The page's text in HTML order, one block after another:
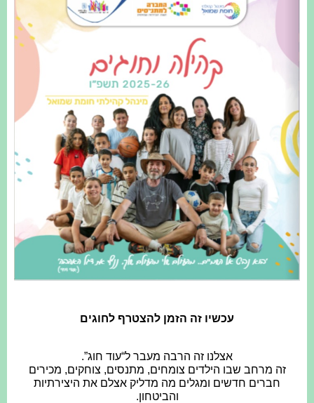
עכשיו זה הזמן להצטרף לחוגים
אצלנו זה הרבה מעבר ל“עוד חוג”.
זה מרחב שבו הילדים צומחים, מתנסים, צוחקים, מכירים
חברים חדשים ומגלים מה מדליק אצלם את היצירתיות
והביטחון.